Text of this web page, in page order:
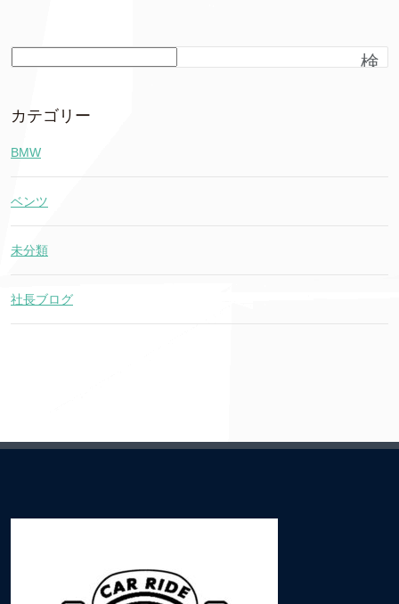
検
カテゴリー
BMW
ベンツ
未分類
社長ブログ